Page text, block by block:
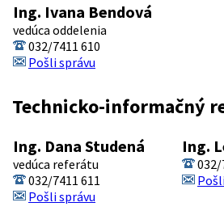
Ing. Ivana Bendová
vedúca oddelenia
032/7411 610
Pošli správu
Technicko-informačný
Ing. Dana Studená
vedúca referátu
032/7411 611
Pošli správu
Ing.
032/